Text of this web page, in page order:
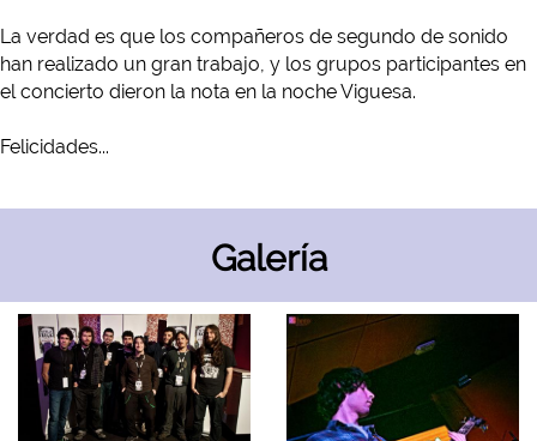
La verdad es que los compañeros de segundo de sonido
han realizado un gran trabajo, y los grupos participantes en
el concierto dieron la nota en la noche Viguesa.
Felicidades...
Galería